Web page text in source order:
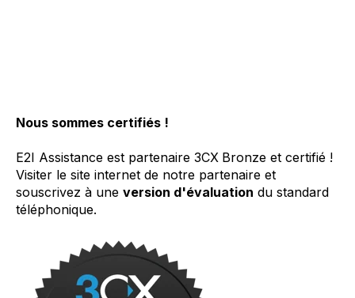
Nous sommes certifiés !
E2I Assistance est partenaire 3CX Bronze et certifié !
Visiter le site internet de notre partenaire et
souscrivez à une version d'évaluation du standard
téléphonique.